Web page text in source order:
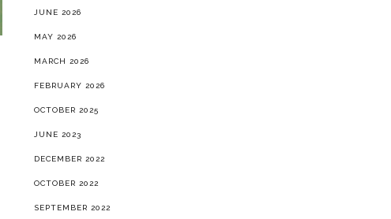
JUNE 2026
MAY 2026
MARCH 2026
FEBRUARY 2026
OCTOBER 2025
JUNE 2023
DECEMBER 2022
OCTOBER 2022
SEPTEMBER 2022